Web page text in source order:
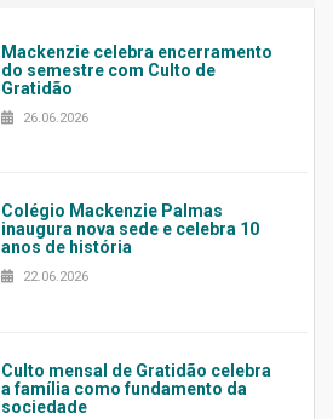
Mackenzie celebra encerramento
do semestre com Culto de
Gratidão
26.06.2026
Colégio Mackenzie Palmas
inaugura nova sede e celebra 10
anos de história
22.06.2026
Culto mensal de Gratidão celebra
a família como fundamento da
sociedade